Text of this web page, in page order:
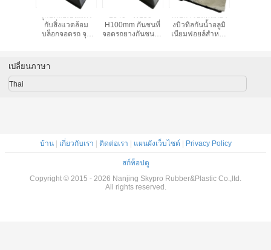
จุกปิดล้อเป็นมิตร
กับสิ่งแวดล้อม
บล็อกจอดรถ จุก
L540 * W150 *
H100mm กันชนที่
จอดรถยางกันชนล้อ
เทปกาวปิดผนึกยา
งบิวทิลกันน้ำอลูมิ
เนียมฟอยล์สำหรับ
เปลี่ยนภาษา
Thai
บ้าน| เกี่ยวกับเรา | ติดต่อเรา | แผนผังเว็บไซต์ | Privacy Policy
สก์ท็อปดู
Copyright © 2015 - 2026 Nanjing Skypro Rubber&Plastic Co.,ltd.
All rights reserved.